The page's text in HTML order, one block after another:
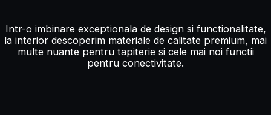
Intr-o imbinare exceptionala de design si functionalitate,
la interior descoperim materiale de calitate premium, mai
multe nuante pentru tapiterie si cele mai noi functii
pentru conectivitate.